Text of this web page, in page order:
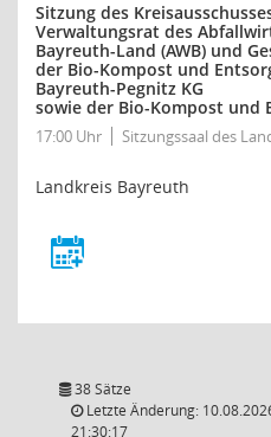
Sitzung des
Verwaltungsrat des
Bayreuth-Land (AWB) und
der Bio-Kompost und
Bayreuth-Pegnitz KG
sowie der Bio-Kompost und
17:00 Uhr Sitzungssaal des
Landkreis Bayreuth
38 Sätze
Letzte Änderung:
21:30:17